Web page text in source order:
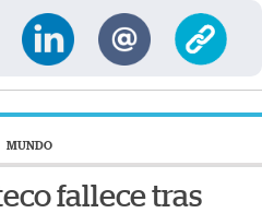
MUNDO
fallece tras